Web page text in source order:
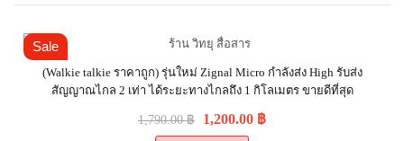
Sale
(Walkie talkie ราคาถูก) รุ่นใหม่ Zignal Micro กำลังส่ง High รับส่ง
สัญญาณไกล 2 เท่า ได้ระยะทางไกลถึง 1 กิโลเมตร ขายดีที่สุด
1,790.00฿ 1,200.00 ฿